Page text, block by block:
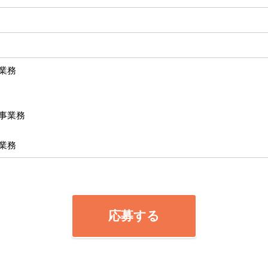
務
業務
務
応募する